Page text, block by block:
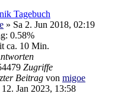
Tagebuch
» Sa 2. Jun 2018, 02:19
0.58%
ca. 10 Min.
Zugriffe
Beitrag von migoe
Jan 2023, 13:58